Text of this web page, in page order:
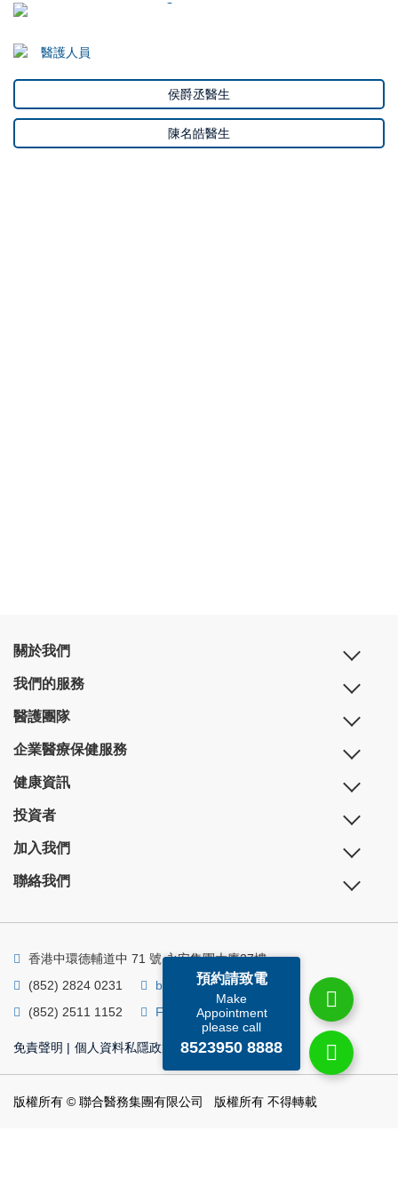
預約請致電
Make
Appointment
please call
8523950 8888
醫護人員
侯爵丞醫生
陳名皓醫生
關於我們
我們的服務
醫護團隊
企業醫療保健服務
健康資訊
投資者
加入我們
聯絡我們
香港中環德輔道中 71 號 永安集團大廈27樓
(852) 2824 0231
business@ump.com.hk
(852) 2511 1152
Facebook Linkedin
免責聲明 | 個人資料私隱政策 | 個人資料收集聲明
版權所有 © 聯合醫務集團有限公司 版權所有 不得轉載